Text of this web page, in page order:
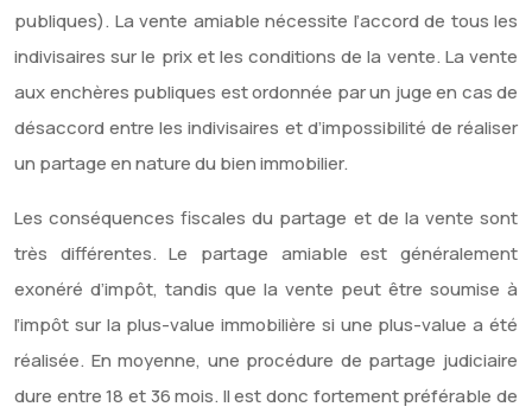
publiques). La vente amiable nécessite l’accord de tous les
indivisaires sur le prix et les conditions de la vente. La vente
aux enchères publiques est ordonnée par un juge en cas de
désaccord entre les indivisaires et d’impossibilité de réaliser
un partage en nature du bien immobilier.
Les conséquences fiscales du partage et de la vente sont
très différentes. Le partage amiable est généralement
exonéré d’impôt, tandis que la vente peut être soumise à
l’impôt sur la plus-value immobilière si une plus-value a été
réalisée. En moyenne, une procédure de partage judiciaire
dure entre 18 et 36 mois. Il est donc fortement préférable de